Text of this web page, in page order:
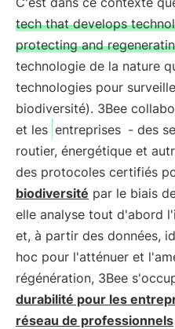
tech that develops
protecting and
technologie de la nature
technologies pour
biodiversité). 3Bee
et les entreprises - des
routier, énergétique et
des protocoles certifiés
biodiversité par le biais
elle analyse tout d'abord
et, à partir des données,
hoc pour l'atténuer et
régénération, 3Bee
durabilité pour les
réseau de professionnels